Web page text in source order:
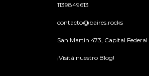
1139849613
contacto@baires.rocks
San Martin 473, Capital Federal
¡Visitá nuestro Blog!